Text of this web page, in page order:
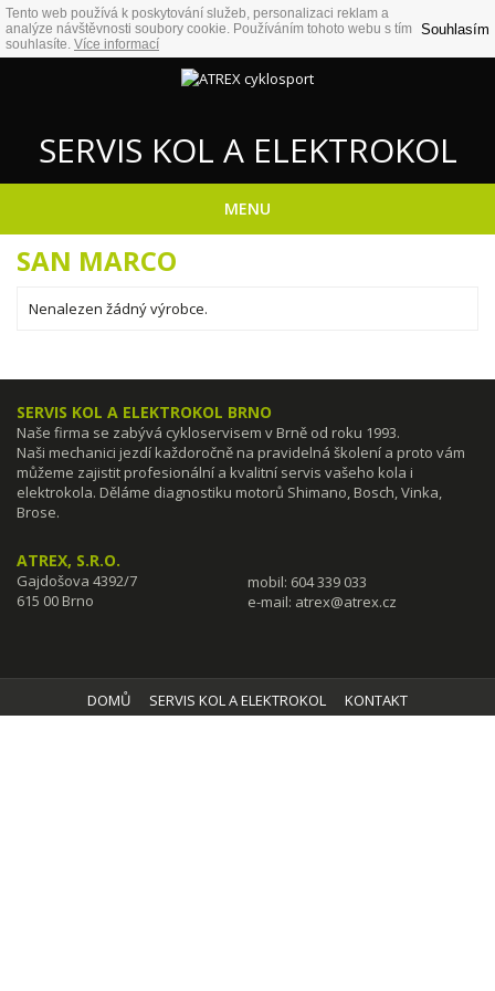
Tento web používá k poskytování služeb, personalizaci reklam a
analýze návštěvnosti soubory cookie. Používáním tohoto webu s tím
souhlasíte. Více informací
Souhlasím
SERVIS KOL A ELEKTROKOL
MENU
SAN MARCO
Nenalezen žádný výrobce.
SERVIS KOL A ELEKTROKOL BRNO
Naše firma se zabývá cykloservisem v Brně od roku 1993.
Naši mechanici jezdí každoročně na pravidelná školení a proto vám
můžeme zajistit profesionální a kvalitní servis vašeho kola i
elektrokola. Děláme diagnostiku motorů Shimano, Bosch, Vinka,
Brose.
ATREX, S.R.O.
Gajdošova 4392/7
615 00 Brno
mobil: 604 339 033
e-mail: atrex@atrex.cz
DOMŮ SERVIS KOL A ELEKTROKOL KONTAKT